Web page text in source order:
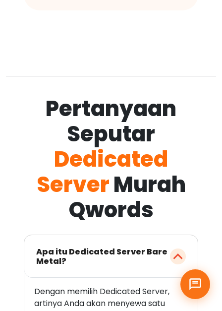
Pertanyaan
Seputar
Dedicated
ServerMurah
Qwords
Apa itu Dedicated Server Bare
Metal?
Dengan memilih Dedicated Server,
artinya Anda akan menyewa satu